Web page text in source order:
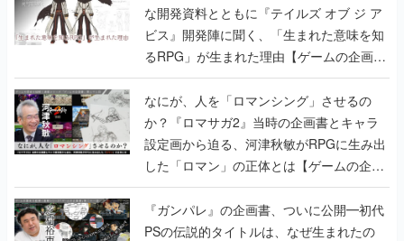
書】
なにが、人を「ロマンシング」させるの
か？『ロマサガ2』当時の企画書とキャラ
設定画から迫る、河津秋敏がRPGに生み出
した「ロマン」の正体とは【ゲームの企画
書】
『ガンパレ』の企画書、ついに公開━初代
PSの伝説的タイトルは、なぜ生まれたの
か？そして『LOOP8』へ受け継がれたもの
【ゲームの企画書】